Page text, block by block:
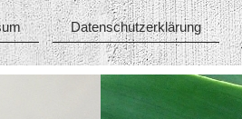
Datenschutzerklärung